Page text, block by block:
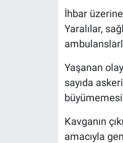
İhbar
Yaralılar,
Yaşanan
sayıda
Kavganın
amacıyla